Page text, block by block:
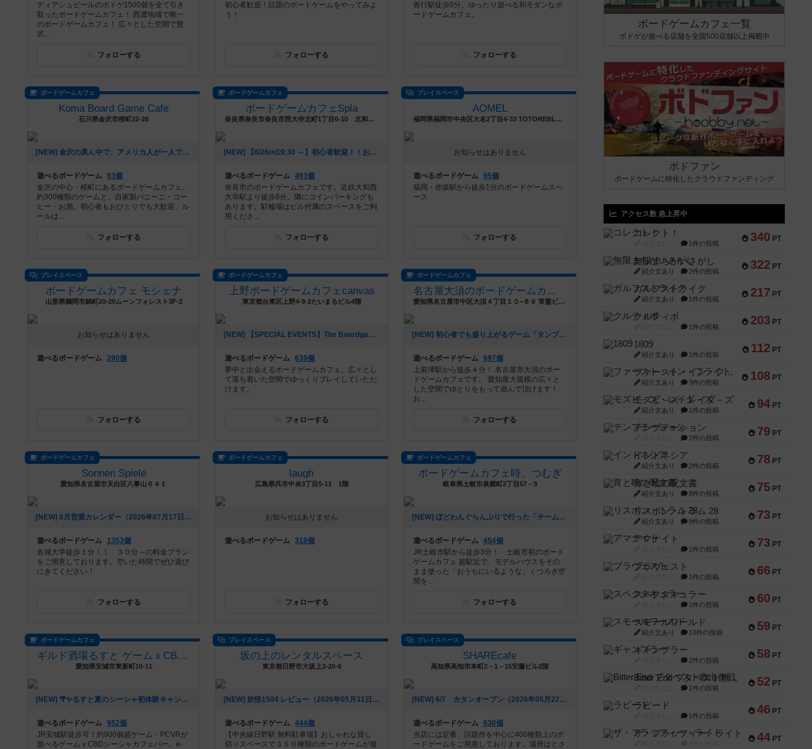
ディアシュピールのボドゲ1500個を全て引き
取ったボードゲームカフェ！ 西濃地域で唯一
のボードゲームカフェ！ 広々とした空間で贅
沢...
フォローする
初心者歓迎！話題のボードゲームをやってみよ
う！
フォローする
善行駅徒歩0分。ゆったり遊べる和モダンなボ
ードゲームカフェ。
フォローする
ボードゲームカフェ
Koma Board Game Cafe
石川県金沢市桜町22-28
[NEW] 金沢の真ん中で、アメリカ人が一人でボードゲームカフェをやっています（2026年07月30日 20時56分）
遊べるボードゲーム 93個
金沢の中心・桜町にあるボードゲームカフェ。
約300種類のゲームと、自家製パニーニ・コー
ヒー・お酒。初心者もおひとりでも大歓迎、ル
ールは...
フォローする
ボードゲームカフェ
ボードゲームカフェSpla
奈良県奈良市奈良市西大寺北町1丁目6-10 北和ビル3階
[NEW] 【8/26㈬19:30 ～】初心者歓迎！！おいでやす♪軽ゲー会（2026年07月29日 19時38分）
遊べるボードゲーム 493個
奈良市のボードゲームカフェです。近鉄大和西
大寺駅より徒歩8分。隣にコインパーキングも
あります。駐輪場はビル付属のスペースをご利
用くださ...
フォローする
プレイスペース
AOMEL
福岡県福岡市中央区大名2丁目4-33 TOTOREBLD F5
お知らせはありません
遊べるボードゲーム 95個
福岡・赤坂駅から徒歩1分のボードゲームスペ
ース
フォローする
プレイスペース
ボードゲームカフェ モシェナ
山形県鶴岡市錦町20-20ムーンフォレスト3F-2
お知らせはありません
遊べるボードゲーム 290個
フォローする
ボードゲームカフェ
上野ボードゲームカフェcanvas
東京都台東区上野4-9-2たいまるビル4階
[NEW] 【SPECIAL EVENTS】The Boardgame Partyレポート｜canvas Girl's Day｜2026/7/24（2026年07月25日 22時12分）
遊べるボードゲーム 639個
夢中と出会えるボードゲームカフェ。広々とし
て落ち着いた空間でゆっくりプレイしていただ
けます。
フォローする
ボードゲームカフェ
名古屋大須のボードゲームカフェ Board Game's
愛知県名古屋市中区大須４丁目１０−８９ 常盤ビル３階
[NEW] 初心者でも盛り上がるゲーム「タンブリンダイス」（2026年07月17日 14時05分）
遊べるボードゲーム 697個
上前津駅から徒歩４分！ 名古屋市大須のボー
ドゲームカフェです。 愛知最大規模の広々と
した空間でゆとりをもって遊んで頂けます！
お...
フォローする
ボードゲームカフェ
Sonnen Spiele
愛知県名古屋市天白区八事山６４１
[NEW] 8月営業カレンダー（2026年07月17日 13時19分）
遊べるボードゲーム
1353個
名城大学徒歩１分！！ ３０分～の料金プラン
をご用意しております。空いた時間でぜひ遊び
にきてください！
フォローする
ボードゲームカフェ
laugh
広島県呉市中央3丁目5-11 1階
お知らせはありません
遊べるボードゲーム 318個
フォローする
ボードゲームカフェ
ボードゲームカフェ時、つむぎ
岐阜県土岐市泉郷町2丁目57－9
[NEW] ぼどわんぐらんぷりで行った「チーム戦宝石の煌めき」のルールについて（2026年07月11日 16時35分）
遊べるボードゲーム 454個
JR土岐市駅から徒歩3分！ 土岐市初のボード
ゲームカフェ 超駅近で、モデルハウスをその
まま使った「おうちにいるような」くつろぎ空
間を...
フォローする
ボードゲームカフェ
ギルド酒場るすと ゲームｘCBDシーシャカフェバー
愛知県安城市東新町10-11
[NEW] 🌴✨るすと夏のシーシャ初体験キャンペーン✨🌴（2026年06月03日 02時03分）
遊べるボードゲーム 952個
JR安城駅徒歩可！約900個超ゲーム・PCVRが
遊べるゲームｘCBDシーシャカフェバー。e-
プレイスペース
坂の上のレンタルスペース
東京都日野市大坂上3-20-6
[NEW] 妖怪1504 レビュー（2026年05月31日 21時05分）
遊べるボードゲーム 444個
【中央線日野駅 無料駐車場】おしゃれな貸し
切りスペースで３５０種類のボードゲームが遊
プレイスペース
SHAREcafe
高知県高知市本町2－1－15安藤ビル2階
[NEW] 6/7 カタンオープン（2026年05月22日 08時24分）
遊べるボードゲーム 630個
当店には定番、話題作を中心に400種類上のボ
ードゲームをご用意しております。場所はとさ
ボードゲームカフェ一覧
ボドゲが遊べる店舗を全国500店舗以上掲載中
ボドファン
ボードゲームに特化したクラウドファンディング
アクセス数 急上昇中
340 PT
コレクト！
1件の投稿
322 PT
無限まちがいさがし
紹介文あり 2件の投稿
217 PT
ガルフストライク
紹介文あり 1件の投稿
203 PT
クルティボ
1件の投稿
112 PT
1809
紹介文あり 1件の投稿
108 PT
ファースト・イン・フライト
紹介文あり 3件の投稿
94 PT
モズビ－ズ・レイダ－ズ
紹介文あり 1件の投稿
79 PT
テンプテーション
2件の投稿
78 PT
インドネシア
紹介文あり 2件の投稿
75 PT
宵と暁の呪文書
紹介文あり 8件の投稿
73 PT
リスボン・トラム 28
紹介文あり 9件の投稿
73 PT
アマナイト
1件の投稿
66 PT
ブラヴェスト
1件の投稿
60 PT
スペクタキュラー
1件の投稿
59 PT
スモールワールド
紹介文あり 13件の投稿
58 PT
ギャンブラー
2件の投稿
52 PT
Bitter End ブタペスト救出作戦
1件の投稿
46 PT
ラピード
1件の投稿
44 PT
ザ・フラッフィー・ライト